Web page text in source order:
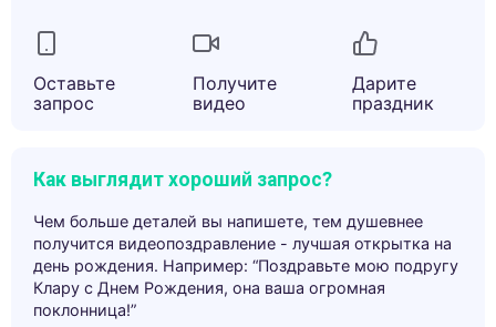
Оставьте
запрос
Получите
видео
Дарите
праздник
Как выглядит хороший запрос?
Чем больше деталей вы напишете, тем душевнее
получится видеопоздравление - лучшая открытка на
день рождения. Например: “Поздравьте мою подругу
Клару с Днем Рождения, она ваша огромная
поклонница!”